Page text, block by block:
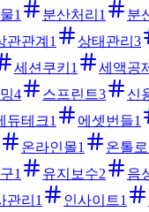
1 분산처리 1 분
관관계 1 상태관리 3
세션쿠키 1 세액공
4 스프린트3 신
듀테크1 에셋번들1
온라인몰1 온톨로
1 유지보수2 음
관리 1 인사이트1